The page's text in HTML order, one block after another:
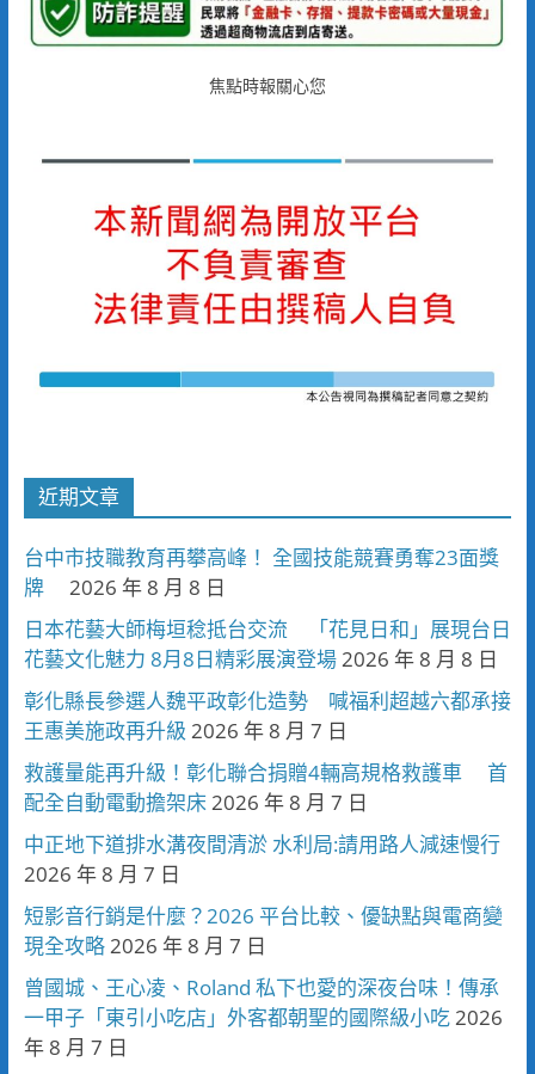
焦點時報關心您
近期文章
台中市技職教育再攀高峰！ 全國技能競賽勇奪23面獎
牌
2026 年 8 月 8 日
日本花藝大師梅垣稔抵台交流 「花見日和」展現台日
花藝文化魅力 8月8日精彩展演登場2026 年 8 月 8 日
彰化縣長參選人魏平政彰化造勢 喊福利超越六都承接
王惠美施政再升級 2026 年 8 月 7 日
救護量能再升級！彰化聯合捐贈4輛高規格救護車 首
配全自動電動擔架床2026 年 8 月 7 日
中正地下道排水溝夜間清淤 水利局:請用路人減速慢行
2026 年 8 月 7 日
短影音行銷是什麼？2026 平台比較、優缺點與電商變
現全攻略2026 年 8 月 7 日
曾國城、王心凌、Roland 私下也愛的深夜台味！傳承
一甲子「東引小吃店」外客都朝聖的國際級小吃2026
年 8 月 7 日